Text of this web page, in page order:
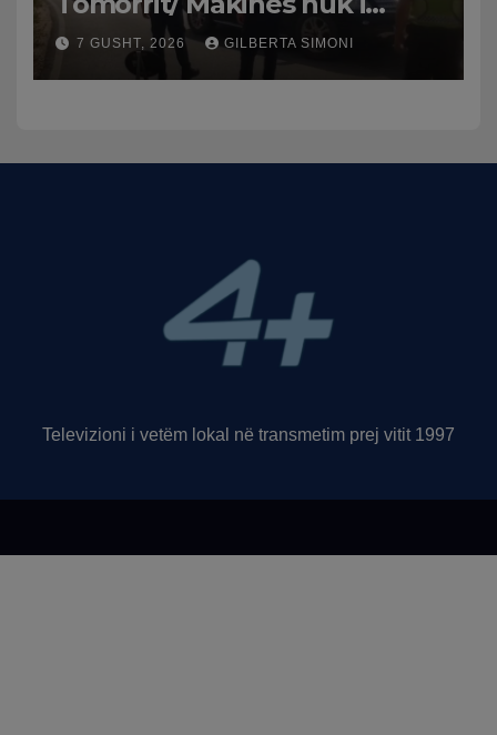
punuan frenat dhe doli nga
rruga, plagosen 7 persona,
dy në gjendje të rëndë te
7 GUSHT, 2026 GILBERTA SIMONI
Televizioni i vetëm lokal në transmetim prej vitit 1997